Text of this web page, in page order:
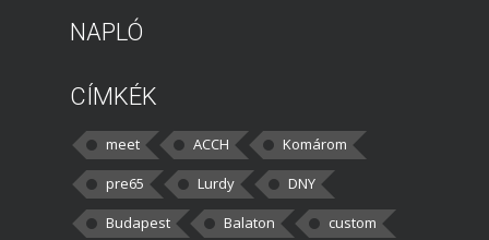
NAPLÓ
CÍMKÉK
meet ACCH
Komárom
pre65
Lurdy
DNY
Budapest
Balaton
custom